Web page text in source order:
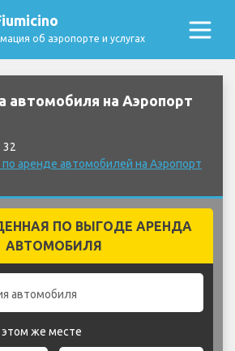
об аэропорте и услугах
автомобиля на Аэропорт
32
аренде автомобилей на Аэропорт
ПО ВЫГОДЕ АРЕНДА
АВТОМОБИЛЯ
автомобиля
этом же месте